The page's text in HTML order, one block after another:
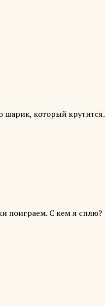
который крутится.
поиграем. С кем я сплю?